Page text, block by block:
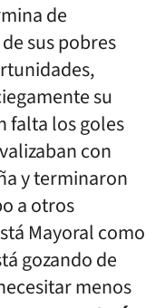
de
sus pobres
su
falta los goles
con
y terminaron
a otros
Mayoral como
gozando de
menos